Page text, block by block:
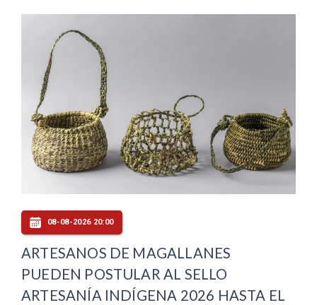
08-08-2026 20:00
ARTESANOS DE MAGALLANES
PUEDEN POSTULAR AL SELLO
ARTESANÍA INDÍGENA 2026 HASTA EL